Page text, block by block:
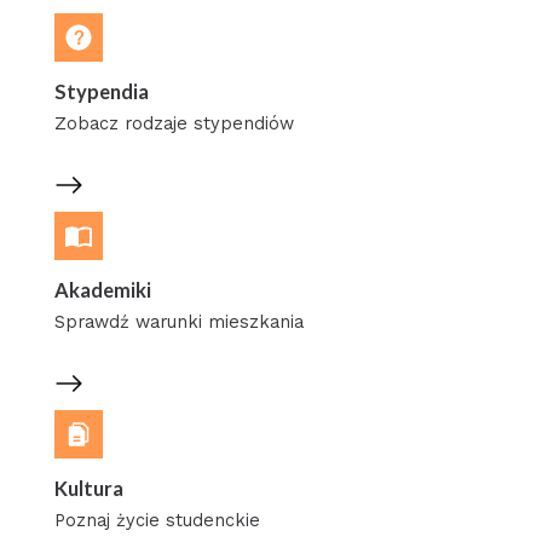
Stypendia
Zobacz rodzaje stypendiów
Akademiki
Sprawdź warunki mieszkania
Kultura
Poznaj życie studenckie